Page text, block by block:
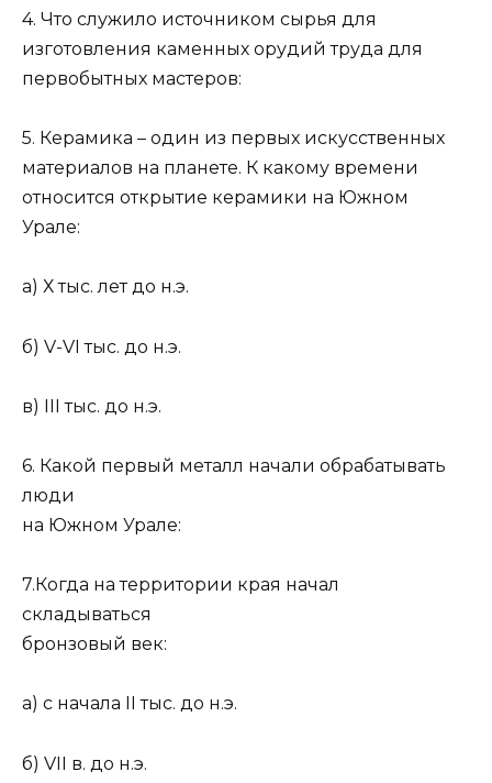
4. Что служило источником сырья для
изготовления каменных орудий труда для
первобытных мастеров:
5. Керамика – один из первых искусственных
материалов на планете. К какому времени
относится открытие керамики на Южном
Урале:
а) Х тыс. лет до н.э.
б) V-VI тыс. до н.э.
в) III тыс. до н.э.
6. Какой первый металл начали обрабатывать
люди
на Южном Урале:
7.Когда на территории края начал
складываться
бронзовый век:
а) с начала II тыс. до н.э.
б) VII в. до н.э.